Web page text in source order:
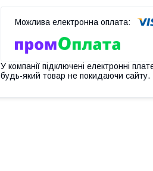
У компанії підключені електронні
будь-який товар не покидаючи сайту.